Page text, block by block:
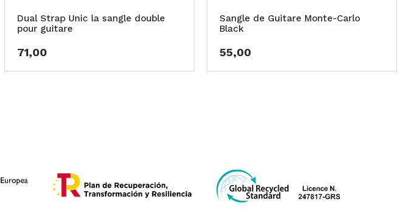
Dual Strap Unic la sangle double
pour guitare
71,00
Sangle de Guitare Monte-Carlo
Black
55,00